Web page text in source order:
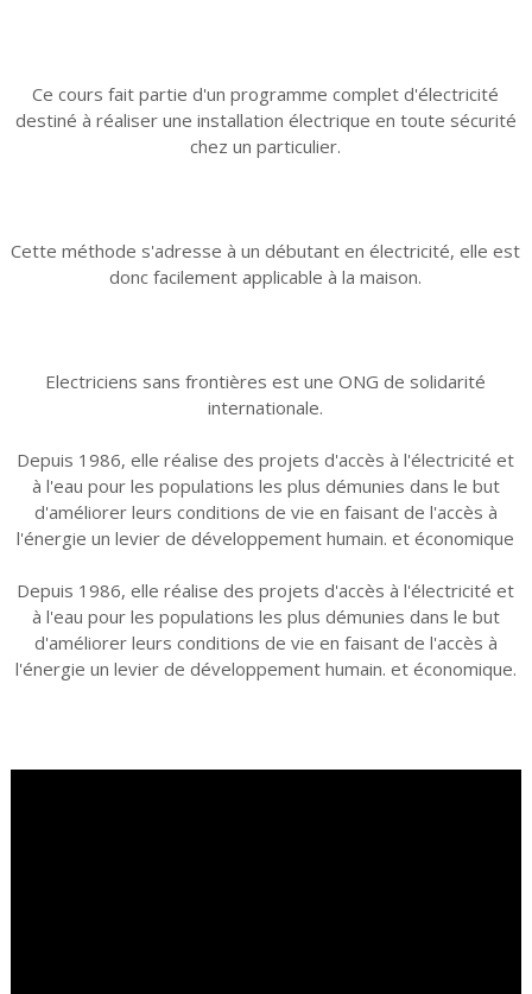
Ce cours fait partie d'un programme complet d'électricité
destiné à réaliser une installation électrique en toute sécurité
chez un particulier.
Cette méthode s'adresse à un débutant en électricité, elle est
donc facilement applicable à la maison.
Electriciens sans frontières est une ONG de solidarité
internationale.
Depuis 1986, elle réalise des projets d'accès à l'électricité et
à l'eau pour les populations les plus démunies dans le but
d'améliorer leurs conditions de vie en faisant de l'accès à
l'énergie un levier de développement humain. et économique
Depuis 1986, elle réalise des projets d'accès à l'électricité et
à l'eau pour les populations les plus démunies dans le but
d'améliorer leurs conditions de vie en faisant de l'accès à
l'énergie un levier de développement humain. et économique.